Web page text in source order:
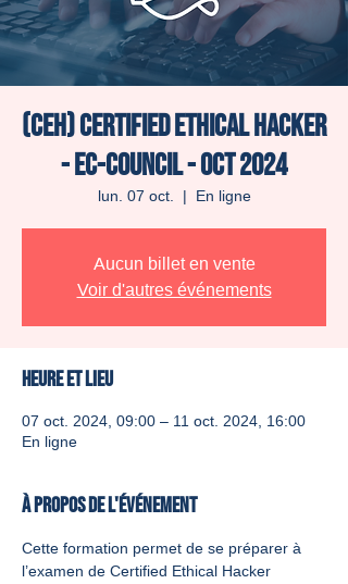
(CEH) Certified Ethical Hacker
- Ec-Council - Oct 2024
lun. 07 oct.
  |
En ligne
Aucun billet en vente
Voir d'autres événements
Heure et lieu
07 oct. 2024, 09:00 – 11 oct. 2024, 16:00
En ligne
À propos de l'événement
Cette formation permet de se préparer à
l’examen de Certified Ethical Hacker